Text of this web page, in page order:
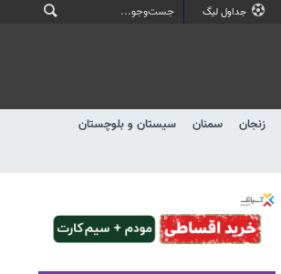
جداول لیگ
زنجان سمنان
سیستان و بلوچستان